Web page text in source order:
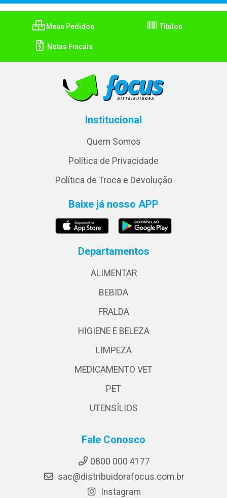
Meus Pedidos Títulos
Notas Fiscais
Institucional
Quem Somos
Política de Privacidade
Política de Troca e Devolução
Baixe já nosso APP
Departamentos
ALIMENTAR
BEBIDA
FRALDA
HIGIENE E BELEZA
LIMPEZA
MEDICAMENTO VET
PET
UTENSÍLIOS
Fale Conosco
0800 000 4177
sac@distribuidorafocus.com.br
Instagram